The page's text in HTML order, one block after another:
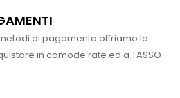
di pagamento offriamo la
in comode rate ed a TASSO